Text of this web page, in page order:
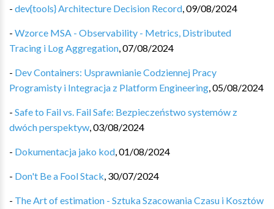
- dev{tools} Architecture Decision Record,09/08/2024
- Wzorce MSA - Observability - Metrics, Distributed
Tracing i Log Aggregation,07/08/2024
- Dev Containers: Usprawnianie Codziennej Pracy
Programisty i Integracja z Platform Engineering,05/08/2024
- Safe to Fail vs. Fail Safe: Bezpieczeństwo systemów z
dwóch perspektyw,03/08/2024
- Dokumentacja jako kod,01/08/2024
- Don't Be a Fool Stack, 30/07/2024
- The Art of estimation - Sztuka Szacowania Czasu i Kosztów